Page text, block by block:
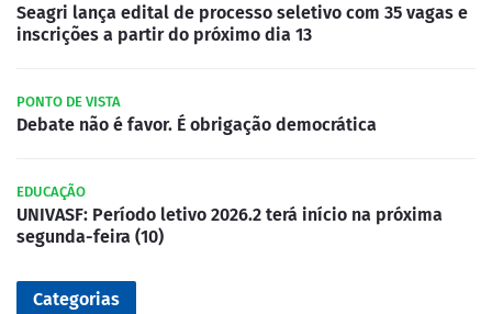
Seagri lança edital de processo seletivo com 35 vagas e
inscrições a partir do próximo dia 13
PONTO DE VISTA
Debate não é favor. É obrigação democrática
EDUCAÇÃO
UNIVASF: Período letivo 2026.2 terá início na próxima
segunda-feira (10)
Categorias